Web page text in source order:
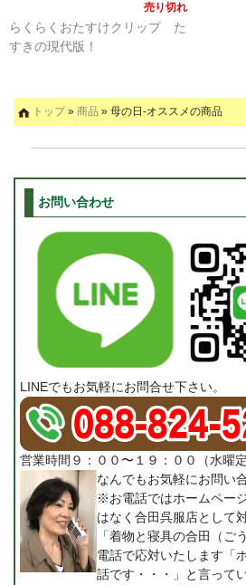
売り切れ
らくらくおたすけクリップ た
すきの現代版！
トップ» 商品 » 母の日-オススメの商品
お問い合わせ
LINEでもお気軽にお問合せ下さい。
営業時間９：００〜１９：００（水曜定
なんでもお気軽にお問い
※お電話ではホームペー
はなく合田呉服店として
「着物と寝具の合田（ご
電話で応対いたします「
話です・・・」と言って